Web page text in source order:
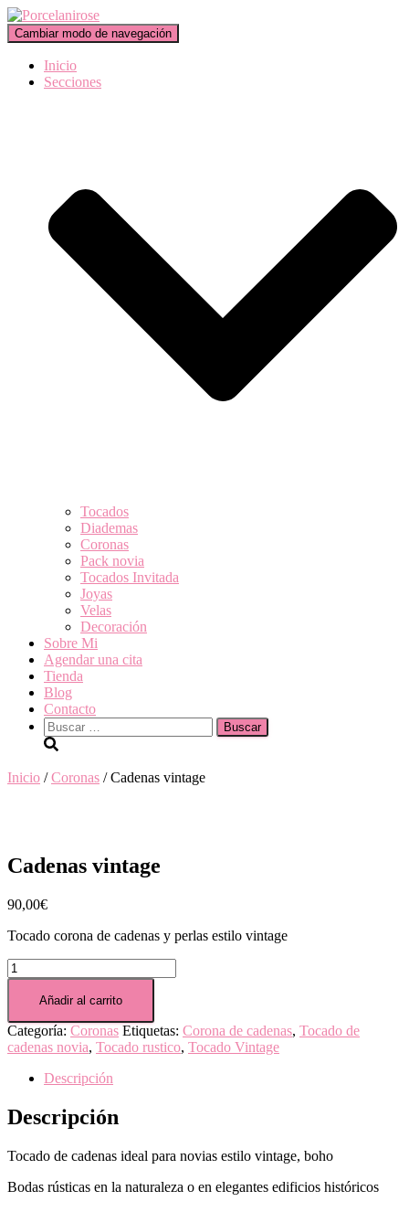
Cambiar modo de navegación
Inicio
Secciones
Tocados
Diademas
Coronas
Pack novia
Tocados Invitada
Joyas
Velas
Decoración
Sobre Mi
Agendar una cita
Tienda
Blog
Contacto
Buscar:
Inicio /Coronas / Cadenas vintage
Cadenas vintage
90,00€
Tocado corona de cadenas y perlas estilo vintage
Cadenas
vintage
cantidadAñadir al carrito
Categoría: Coronas Etiquetas: Corona de cadenas, Tocado de
cadenas novia, Tocado rustico, Tocado Vintage
Descripción
Descripción
Tocado de cadenas ideal para novias estilo vintage, boho
Bodas rústicas en la naturaleza o en elegantes edificios históricos